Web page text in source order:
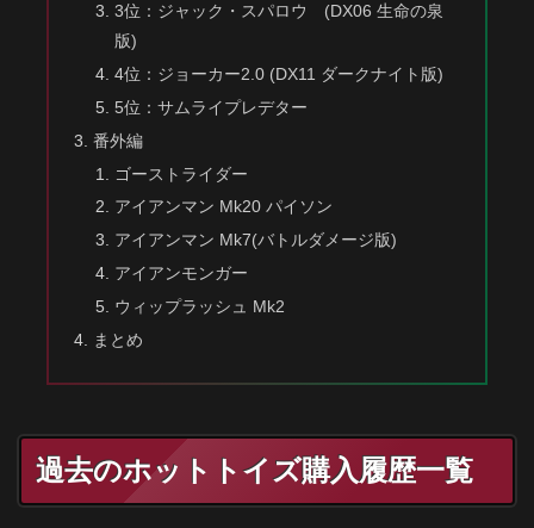
3位：ジャック・スパロウ (DX06 生命の泉
版)
4位：ジョーカー2.0 (DX11 ダークナイト版)
5位：サムライプレデター
番外編
ゴーストライダー
アイアンマン Mk20 パイソン
アイアンマン Mk7(バトルダメージ版)
アイアンモンガー
ウィップラッシュ Mk2
まとめ
過去のホットトイズ購入履歴一覧